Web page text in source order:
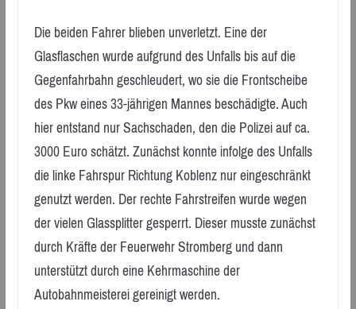
Die beiden Fahrer blieben unverletzt. Eine der
Glasflaschen wurde aufgrund des Unfalls bis auf die
Gegenfahrbahn geschleudert, wo sie die Frontscheibe
des Pkw eines 33-jährigen Mannes beschädigte. Auch
hier entstand nur Sachschaden, den die Polizei auf ca.
3000 Euro schätzt. Zunächst konnte infolge des Unfalls
die linke Fahrspur Richtung Koblenz nur eingeschränkt
genutzt werden. Der rechte Fahrstreifen wurde wegen
der vielen Glassplitter gesperrt. Dieser musste zunächst
durch Kräfte der Feuerwehr Stromberg und dann
unterstützt durch eine Kehrmaschine der
Autobahnmeisterei gereinigt werden.